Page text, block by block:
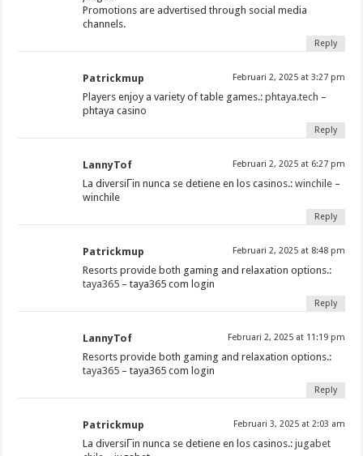
Promotions are advertised through social media
channels.
Reply
Patrickmup Februari 2, 2025 at 3:27 pm
Players enjoy a variety of table games.:phtaya.tech –
phtaya casino
Reply
LannyTof Februari 2, 2025 at 6:27 pm
La diversiГіn nunca se detiene en los casinos.:winchile –
winchile
Reply
Patrickmup Februari 2, 2025 at 8:48 pm
Resorts provide both gaming and relaxation options.:
taya365 – taya365 com login
Reply
LannyTof Februari 2, 2025 at 11:19 pm
Resorts provide both gaming and relaxation options.:
taya365 – taya365 com login
Reply
Patrickmup Februari 3, 2025 at 2:03 am
La diversiГіn nunca se detiene en los casinos.:jugabet